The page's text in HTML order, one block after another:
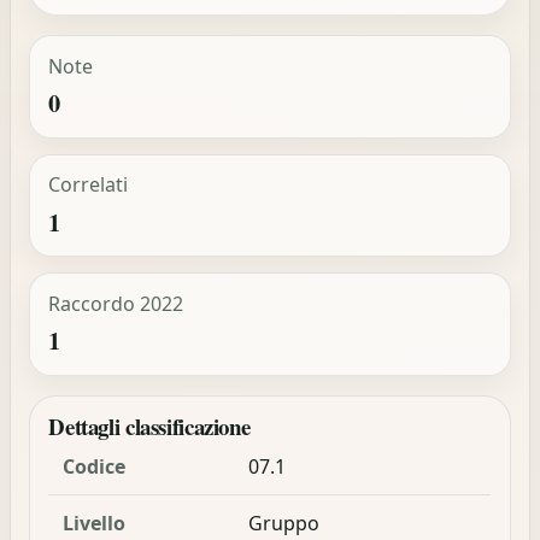
Note
0
Correlati
1
Raccordo 2022
1
Dettagli classificazione
Codice 07.1
Livello Gruppo